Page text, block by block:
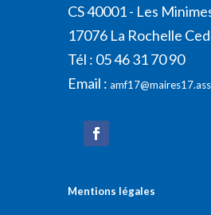
CS 40001 - Les
17076 La Rochelle
Tél : 05 46 31 70 90
Email :
Mentions légales